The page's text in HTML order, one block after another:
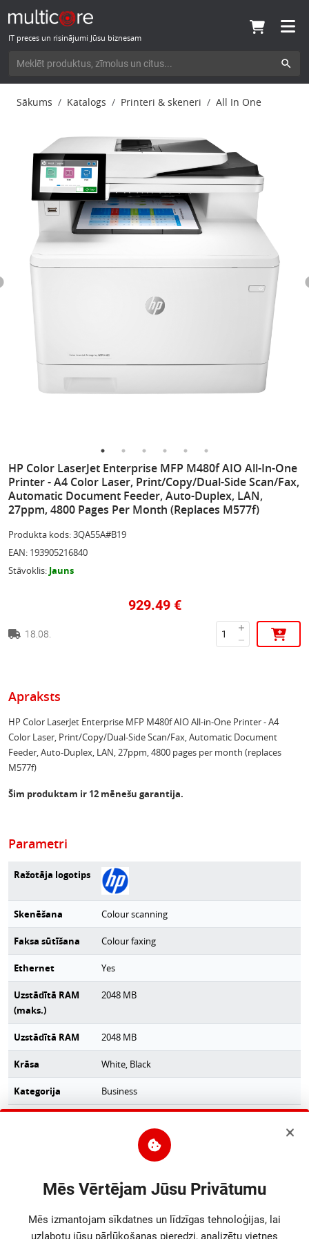
IT preces un risinājumi Jūsu biznesam
Sākums Katalogs Printeri & skeneri All In One
HP Color LaserJet Enterprise MFP M480f AIO All-In-One
Printer - A4 Color Laser, Print/Copy/Dual-Side Scan/Fax,
Automatic Document Feeder, Auto-Duplex, LAN,
27ppm, 4800 Pages Per Month (replaces M577f)
Produkta kods:3QA55A#B19
EAN: 193905216840
Stāvoklis: Jauns
929.49€
18.08.
Apraksts
HP Color LaserJet Enterprise MFP M480f AIO All-in-One Printer - A4
Color Laser, Print/Copy/Dual-Side Scan/Fax, Automatic Document
Feeder, Auto-Duplex, LAN, 27ppm, 4800 pages per month (replaces
M577f)
Šim produktam ir 12 mēnešu garantija.
Parametri
Ražotāja logotips
Skenēšana Colour scanning
Faksa sūtīšana Colour faxing
Ethernet Yes
Uzstādītā RAM
(maks.)
2048 MB
Uzstādītā RAM 2048 MB
Krāsa White, Black
Kategorija Business
10.9 cm (4.3")
Dziļums 472mm
Augstums 399.8mm
Mēs Vērtējam Jūsu Privātumu
Mēs izmantojam sīkdatnes un līdzīgas tehnoloģijas, lai
uzlabotu jūsu pārlūkošanas pieredzi, analizētu vietnes